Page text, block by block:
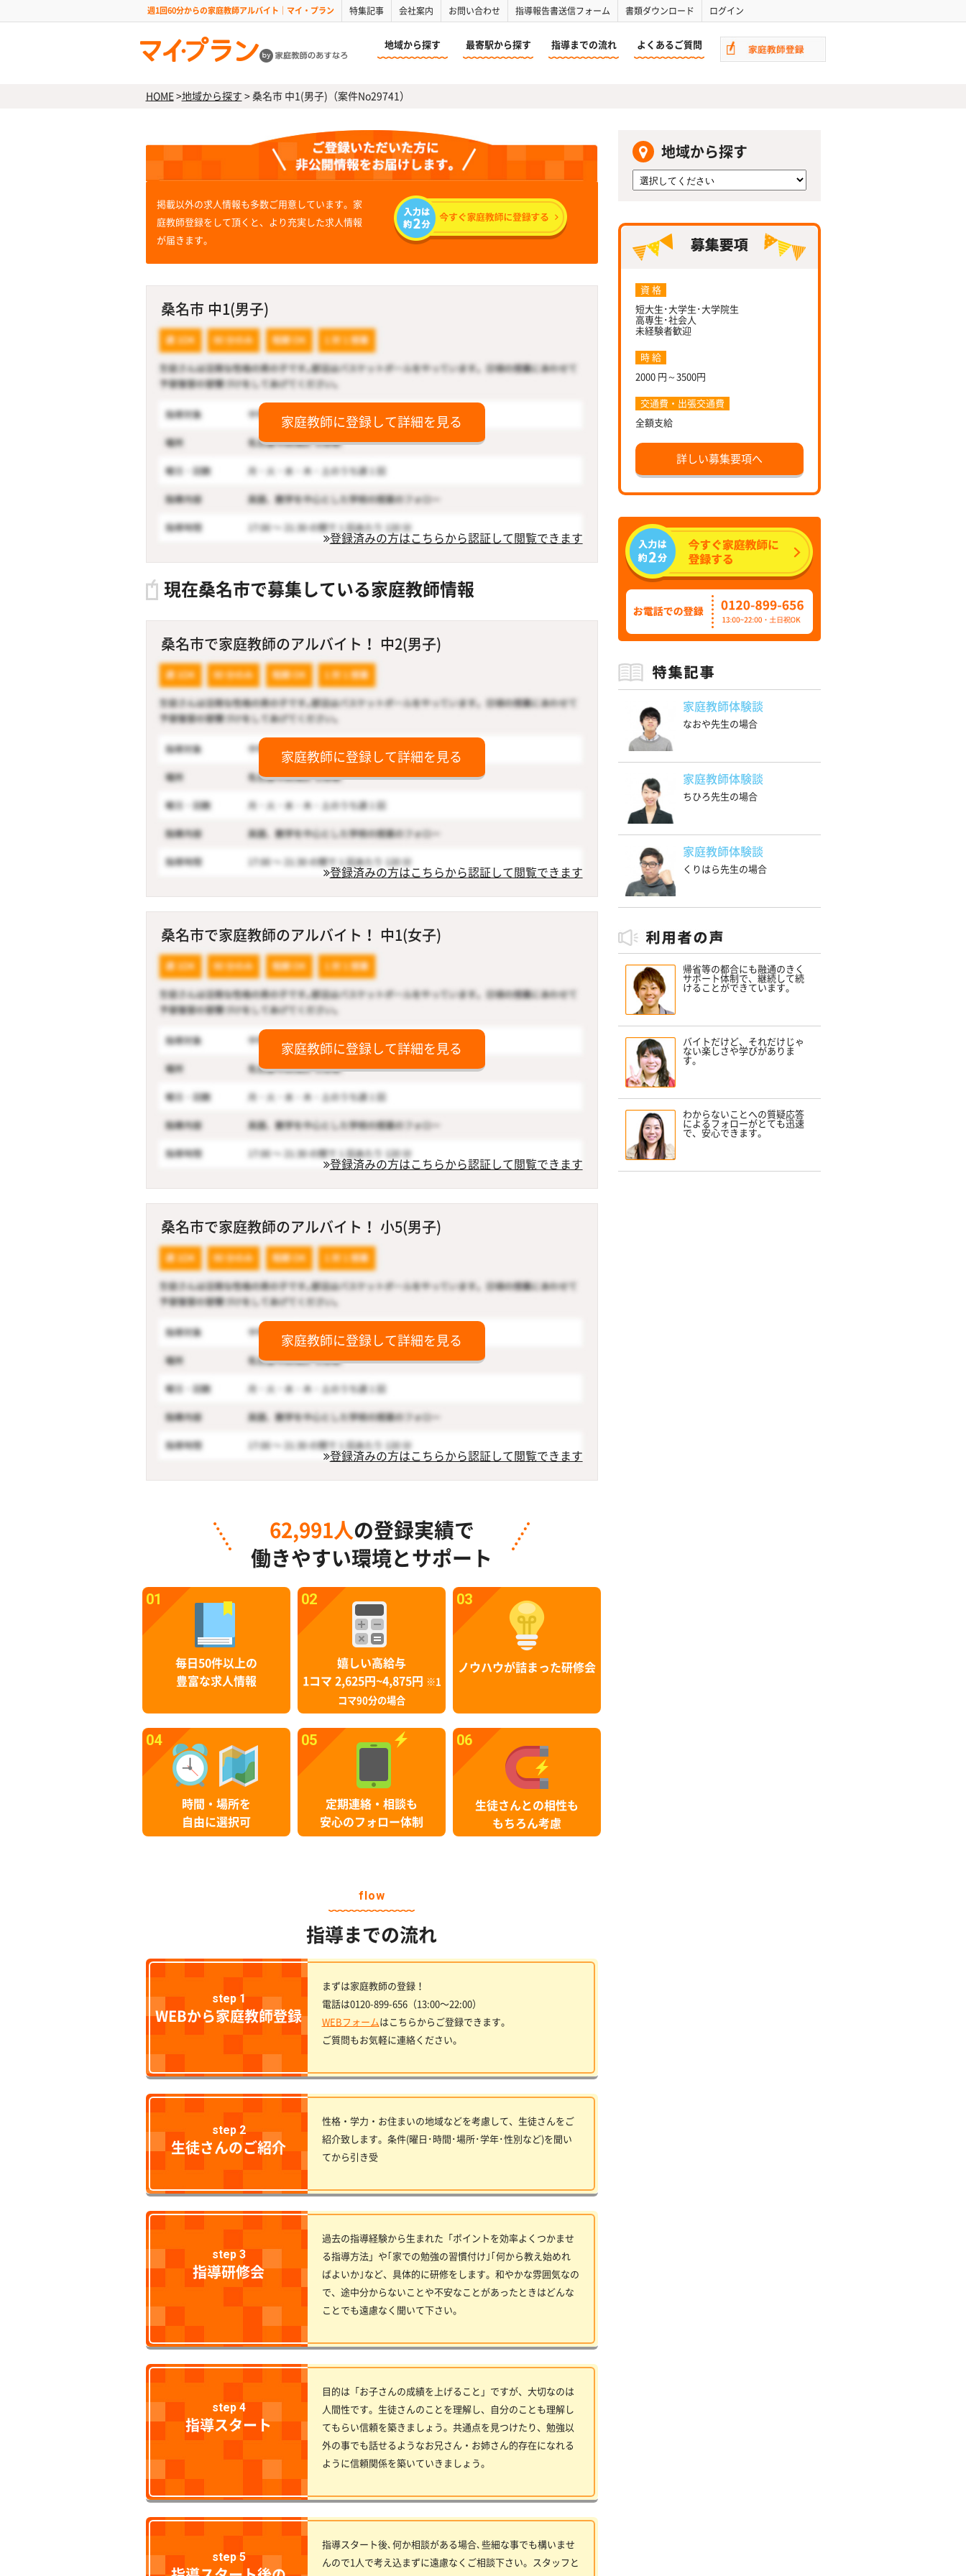
週1回60分からの家庭教師アルバイト｜マイ・プラン 特集記事 会社案内 お問い合わせ 指導報告書送信フォーム 書類ダウンロード ログイン
地域から探す 最寄駅から探す 指導までの流れ よくあるご質問
HOME>地域から探す >桑名市 中1(男子)（案件No29741）
掲載以外の求人情報も多数ご用意しています。家
庭教師登録をして頂くと、より充実した求人情報
が届きます。
桑名市 中1(男子)
家庭教師に登録して詳細を見る
登録済みの方はこちらから認証して閲覧できます
現在桑名市で募集している家庭教師情報
桑名市で家庭教師のアルバイト！ 中2(男子)
家庭教師に登録して詳細を見る
登録済みの方はこちらから認証して閲覧できます
桑名市で家庭教師のアルバイト！ 中1(女子)
家庭教師に登録して詳細を見る
登録済みの方はこちらから認証して閲覧できます
桑名市で家庭教師のアルバイト！ 小5(男子)
家庭教師に登録して詳細を見る
登録済みの方はこちらから認証して閲覧できます
62,991人 の登録実績で
働きやすい環境とサポート
01
毎日50件以上の
豊富な求人情報
02
嬉しい高給与
1コマ 2,625円~4,875円
※1
コマ90分の場合
03
ノウハウが詰まった研修会
04
時間・場所を
自由に選択可
05
定期連絡・相談も
安心のフォロー体制
06
生徒さんとの相性も
もちろん考慮
flow
指導までの流れ
step 1
WEBから家庭教師登録
まずは家庭教師の登録！
電話は0120-899-656（13:00〜22:00）
WEBフォームはこちらからご登録できます。
ご質問もお気軽に連絡ください。
step 2
生徒さんのご紹介
性格・学力・お住まいの地域などを考慮して、生徒さんをご
紹介致します。条件(曜日･時間･場所･学年･性別など)を聞い
てから引き受
step 3
指導研修会
過去の指導経験から生まれた「ポイントを効率よくつかませ
る指導方法」や｢家での勉強の習慣付け｣｢何から教え始めれ
ばよいか｣など、具体的に研修をします。和やかな雰囲気なの
で、途中分からないことや不安なことがあったときはどんな
ことでも遠慮なく聞いて下さい。
step 4
指導スタート
目的は「お子さんの成績を上げること」ですが、大切なのは
人間性です。生徒さんのことを理解し、自分のことも理解し
てもらい信頼を築きましょう。共通点を見つけたり、勉強以
外の事でも話せるようなお兄さん・お姉さん的存在になれる
ように信頼関係を築いていきましょう。
step 5
指導スタート後､何か相談がある場合､些細な事でも構いませ
んので1人で考え込まずに遠慮なくご相談下さい。スタッフと
地域から探す
資 格
短大生･大学生･大学院生
高専生･社会人
未経験者歓迎
時 給
2000 円～3500円
交通費・出張交通費
全額支給
詳しい募集要項へ
家庭教師体験談
なおや先生の場合
家庭教師体験談
ちひろ先生の場合
家庭教師体験談
くりはら先生の場合
帰省等の都合にも融通のきく
サポート体制で、継続して続
けることができています。
バイトだけど、それだけじゃ
ない楽しさや学びがありま
す。
わからないことへの質疑応答
によるフォローがとても迅速
で、安心できます。